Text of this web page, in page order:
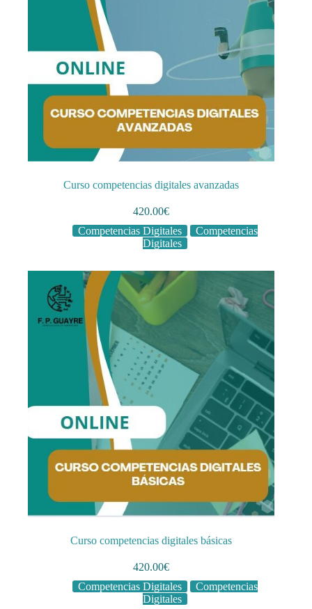
Curso competencias digitales avanzadas
420.00€
Competencias Digitales
Competencias
Digitales
Curso competencias digitales básicas
420.00€
Competencias Digitales
Competencias
Digitales